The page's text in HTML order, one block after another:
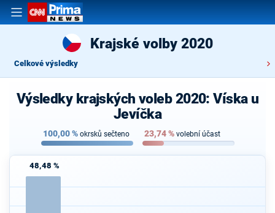
Krajské volby 2020
Celkové výsledky
Výsledky krajských voleb 2020: Víska u
Jevíčka
100,00% okrsků sečteno 23,74% volební účast
48,48 %